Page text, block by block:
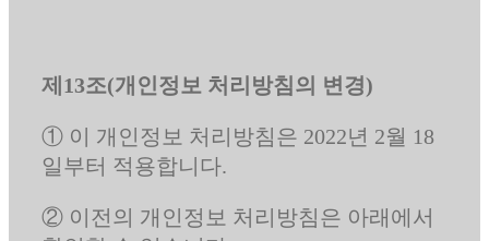
제13조(개인정보 처리방침의 변경)
① 이 개인정보 처리방침은 2022년 2월 18
일부터 적용합니다.
② 이전의 개인정보 처리방침은 아래에서